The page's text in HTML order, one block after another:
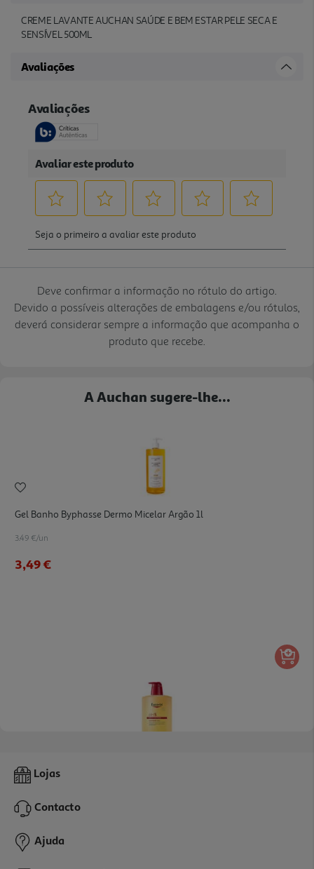
CREME LAVANTE AUCHAN SAÚDE E BEM ESTAR PELE SECA E
SENSÍVEL 500ML
Avaliações
Deve confirmar a informação no rótulo do artigo.
Devido a possíveis alterações de embalagens e/ou rótulos,
deverá considerar sempre a informação que acompanha o
produto que recebe.
A Auchan sugere-lhe...
Gel Banho Byphasse Dermo Micelar Argão 1l
3.49 €/un
3,49 €
Óleo Eucerin Duche Ph5 1l
32,90 €
Lojas
Contacto
Ajuda